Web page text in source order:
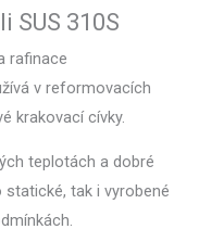
SUS 310S
rafinace
v reformovacích
krakovací cívky.
teplotách a dobré
tak i vyrobené